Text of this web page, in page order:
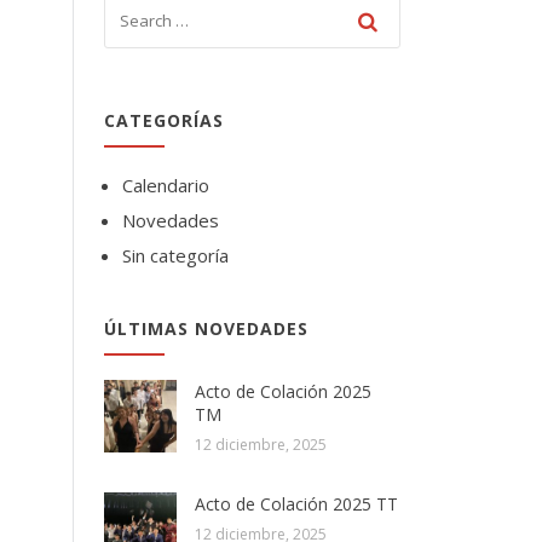
CATEGORÍAS
Calendario
Novedades
Sin categoría
ÚLTIMAS NOVEDADES
Acto de Colación 2025
TM
12 diciembre, 2025
Acto de Colación 2025 TT
12 diciembre, 2025